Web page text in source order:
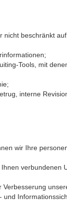
nicht beschränkt
Tools, mit
interne
wir Ihre
verbundenen